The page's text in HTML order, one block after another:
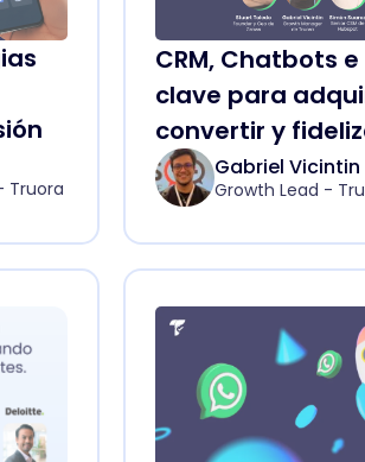
Truora
CRM, Chatbots e
clave para
convertir y
clientesGabriel Vicintin
Growth Lead -